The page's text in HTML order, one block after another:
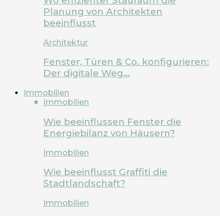
Planung von Architekten
beeinflusst
Architektur
Fenster, Türen & Co. konfigurieren:
Der digitale Weg…
Immobilien
Immobilien
Wie beeinflussen Fenster die
Energiebilanz von Häusern?
Immobilien
Wie beeinflusst Graffiti die
Stadtlandschaft?
Immobilien